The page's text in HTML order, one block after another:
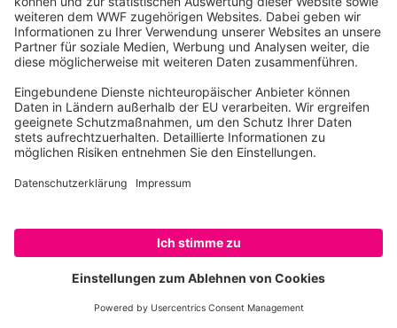
SPENDEN
Amazonien
Der größte Regenwald, der
wasserreichste Fluss, die
artenreichste Savanne.
Mehr erfahren
Die letzten Amur-Tiger
temperierten
Mehr erfahren